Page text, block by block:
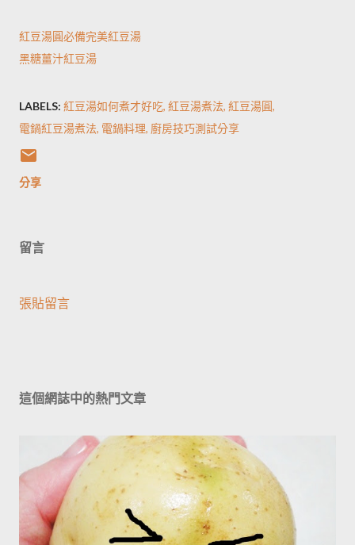
紅豆湯圓必備完美紅豆湯
黑糖薑汁紅豆湯
LABELS: 紅豆湯如何煮才好吃 紅豆湯煮法 紅豆湯圓
電鍋紅豆湯煮法 電鍋料理 廚房技巧測試分享
分享
留言
張貼留言
這個網誌中的熱門文章